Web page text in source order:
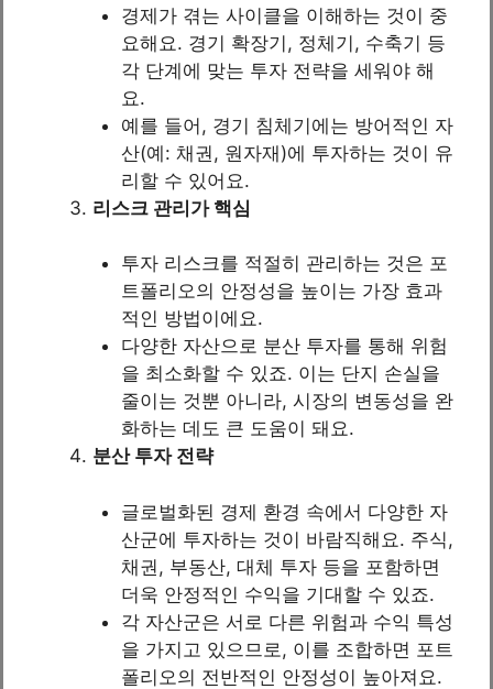
경제가 겪는 사이클을 이해하는 것이 중
요해요. 경기 확장기, 정체기, 수축기 등
각 단계에 맞는 투자 전략을 세워야 해
요.
예를 들어, 경기 침체기에는 방어적인 자
산(예: 채권, 원자재)에 투자하는 것이 유
리할 수 있어요.
리스크 관리가 핵심
투자 리스크를 적절히 관리하는 것은 포
트폴리오의 안정성을 높이는 가장 효과
적인 방법이에요.
다양한 자산으로 분산 투자를 통해 위험
을 최소화할 수 있죠. 이는 단지 손실을
줄이는 것뿐 아니라, 시장의 변동성을 완
화하는 데도 큰 도움이 돼요.
분산 투자 전략
글로벌화된 경제 환경 속에서 다양한 자
산군에 투자하는 것이 바람직해요. 주식,
채권, 부동산, 대체 투자 등을 포함하면
더욱 안정적인 수익을 기대할 수 있죠.
각 자산군은 서로 다른 위험과 수익 특성
을 가지고 있으므로, 이를 조합하면 포트
폴리오의 전반적인 안정성이 높아져요.